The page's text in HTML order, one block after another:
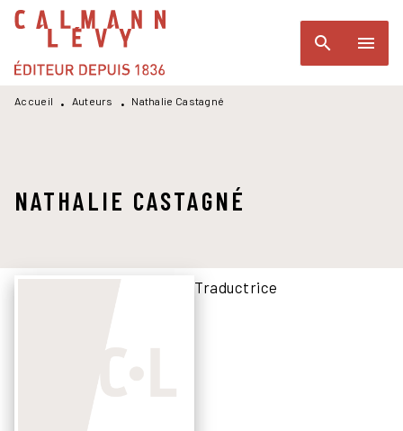
MENU RECHERCHE
PIED DE PAGE
search menu
Accueil • Auteurs • Nathalie Castagné
NATHALIE CASTAGNÉ
Traductrice